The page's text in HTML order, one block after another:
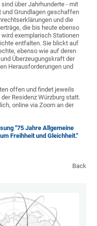
über Jahrhunderte - mit
Grundlagen geschaffen
und die
die bis heute ebenso
exemplarisch Stationen
entfalten. Sie blickt auf
ebenso wie auf deren
Überzeugungskraft der
Herausforderungen und
offen und findet jeweils
Residenz Würz­burg statt.
online via Zoom an der
"75 Jahre Allgemeine
Freihheit und Gleichheit."
Back